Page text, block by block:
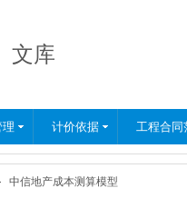
文库
计价依据 工程合同
中信地产成本测算模型